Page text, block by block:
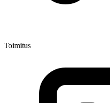
Toimitus